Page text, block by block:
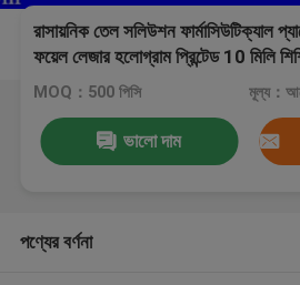
রাসায়নিক তেল সলিউশন ফার্মাসিউটিক্যাল
ফয়েল লেজার হলোগ্রাম প্রিন্টেড 10 মিলি
MOQ：500 পিসি মূল্য：
ভালো দাম
পণ্যের বর্ণনা